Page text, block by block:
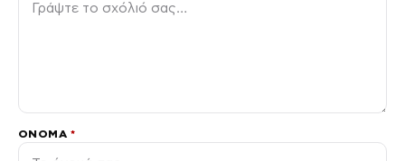
ΌΝΟΜΑ *